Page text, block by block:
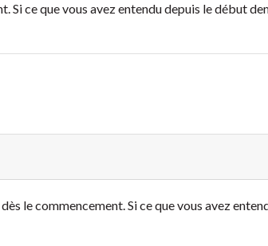
ce que vous avez entendu depuis le début
le commencement. Si ce que vous avez